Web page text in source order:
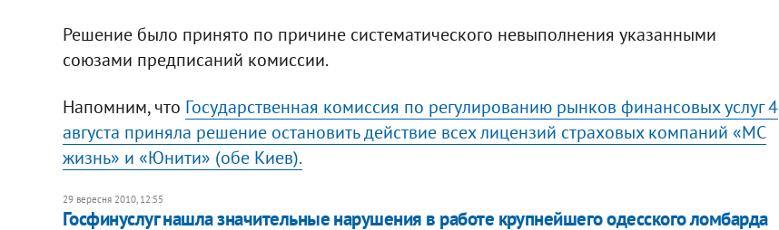
Решение было принято по причине систематического невыполнения указанными
союзами предписаний комиссии.
Напомним, что Государственная комиссия по регулированию рынков финансовых услуг 4
августа приняла решение остановить действие всех лицензий страховых компаний «МС
жизнь» и «Юнити» (обе Киев).
29 вересня 2010, 12:55
Госфинуслуг нашла значительные нарушения в работе крупнейшего одесского ломбарда